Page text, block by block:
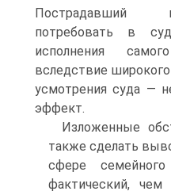
Пострадавший
потребовать в
исполнения
вследствие
усмотрения суда —
эффект.
Изложенные
также сделать
сфере
фактический, чем